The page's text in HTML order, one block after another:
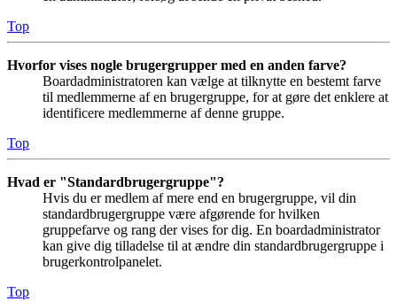
Top
Hvorfor vises nogle brugergrupper med en anden farve?
Boardadministratoren kan vælge at tilknytte en bestemt farve
til medlemmerne af en brugergruppe, for at gøre det enklere at
identificere medlemmerne af denne gruppe.
Top
Hvad er "Standardbrugergruppe"?
Hvis du er medlem af mere end en brugergruppe, vil din
standardbrugergruppe være afgørende for hvilken
gruppefarve og rang der vises for dig. En boardadministrator
kan give dig tilladelse til at ændre din standardbrugergruppe i
brugerkontrolpanelet.
Top